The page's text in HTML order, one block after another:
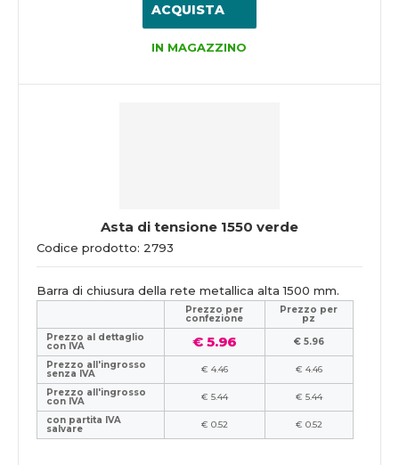
ACQUISTA
IN MAGAZZINO
Asta di tensione 1550 verde
Codice prodotto: 2793
Barra di chiusura della rete metallica alta 1500 mm.
Prezzo per
confezione
Prezzo per
pz
Prezzo al dettaglio
con IVA € 5.96
€ 5.96
Prezzo all'ingrosso
senza IVA € 4.46
€ 4.46
Prezzo all'ingrosso
con IVA € 5.44
€ 5.44
con partita IVA
salvare € 0.52 € 0.52